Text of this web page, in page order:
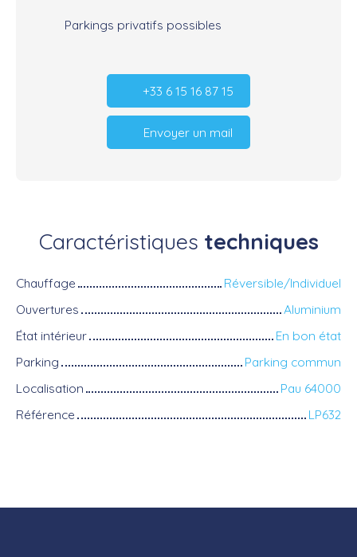
Parkings privatifs possibles
+33 6 15 16 87 15
Envoyer un mail
Caractéristiques techniques
Chauffage
Réversible/Individuel
Ouvertures
Aluminium
État intérieur
En bon état
Parking
Parking commun
Localisation
Pau 64000
Référence
LP632